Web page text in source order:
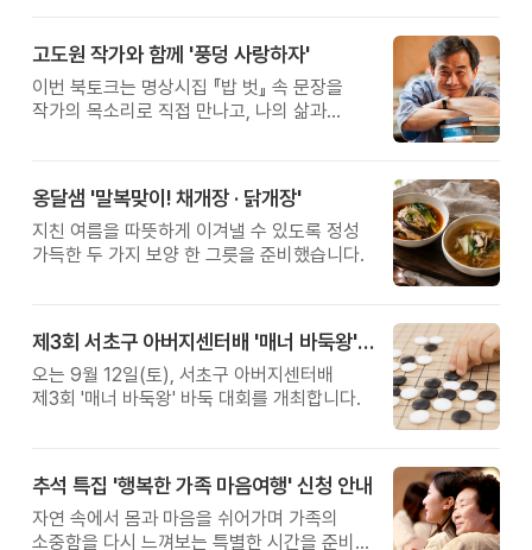
고도원 작가와 함께 '풍덩 사랑하자'
이번 북토크는 명상시집 『밥 벗』 속 문장을
작가의 목소리로 직접 만나고, 나의 삶과
옹달샘 '말복맞이! 채개장 · 닭개장'
지친 여름을 따뜻하게 이겨낼 수 있도록 정성
가득한 두 가지 보양 한 그릇을 준비했습니다.
제3회 서초구 아버지센터배 '매너 바둑왕' 대회
오는 9월 12일(토), 서초구 아버지센터배
제3회 '매너 바둑왕' 바둑 대회를 개최합니다.
추석 특집 '행복한 가족 마음여행' 신청 안내
자연 속에서 몸과 마음을 쉬어가며 가족의
소중함을 다시 느껴보는 특별한 시간을 준비해